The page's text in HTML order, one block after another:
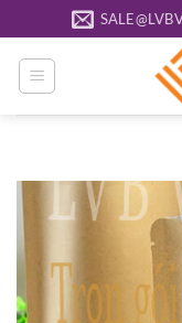
qua
nội
dung